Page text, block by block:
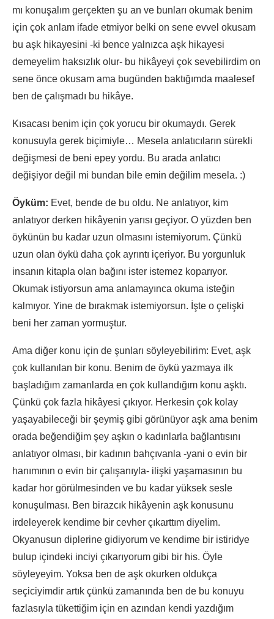
mı konuşalım gerçekten şu an ve bunları okumak benim
için çok anlam ifade etmiyor belki on sene evvel okusam
bu aşk hikayesini -ki bence yalnızca aşk hikayesi
demeyelim haksızlık olur- bu hikâyeyi çok sevebilirdim on
sene önce okusam ama bugünden baktığımda maalesef
ben de çalışmadı bu hikâye.
Kısacası benim için çok yorucu bir okumaydı. Gerek
konusuyla gerek biçimiyle… Mesela anlatıcıların sürekli
değişmesi de beni epey yordu. Bu arada anlatıcı
değişiyor değil mi bundan bile emin değilim mesela. :)
Öyküm: Evet, bende de bu oldu. Ne anlatıyor, kim
anlatıyor derken hikâyenin yarısı geçiyor. O yüzden ben
öykünün bu kadar uzun olmasını istemiyorum. Çünkü
uzun olan öykü daha çok ayrıntı içeriyor. Bu yorgunluk
insanın kitapla olan bağını ister istemez koparıyor.
Okumak istiyorsun ama anlamayınca okuma isteğin
kalmıyor. Yine de bırakmak istemiyorsun. İşte o çelişki
beni her zaman yormuştur.
Ama diğer konu için de şunları söyleyebilirim: Evet, aşk
çok kullanılan bir konu. Benim de öykü yazmaya ilk
başladığım zamanlarda en çok kullandığım konu aşktı.
Çünkü çok fazla hikâyesi çıkıyor. Herkesin çok kolay
yaşayabileceği bir şeymiş gibi görünüyor aşk ama benim
orada beğendiğim şey aşkın o kadınlarla bağlantısını
anlatıyor olması, bir kadının bahçıvanla -yani o evin bir
hanımının o evin bir çalışanıyla- ilişki yaşamasının bu
kadar hor görülmesinden ve bu kadar yüksek sesle
konuşulması. Ben birazcık hikâyenin aşk konusunu
irdeleyerek kendime bir cevher çıkarttım diyelim.
Okyanusun diplerine gidiyorum ve kendime bir istiridye
bulup içindeki inciyi çıkarıyorum gibi bir his. Öyle
söyleyeyim. Yoksa ben de aşk okurken oldukça
seçiciyimdir artık çünkü zamanında ben de bu konuyu
fazlasıyla tükettiğim için en azından kendi yazdığım